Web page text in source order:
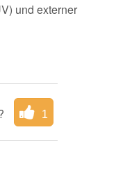
und externer
1